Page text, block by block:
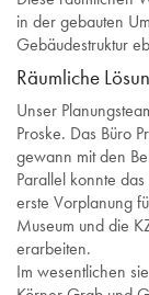
in der gebauten
Gebäudestruktur
Räumliche
Unser
Proske. Das Büro
gewann mit den
Parallel konnte
erste Vorplanung
Museum und die
erarbeiten.
Im wesentlichen